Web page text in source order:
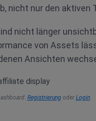
nicht nur den aktiven
nicht länger
von Assets
Ansichten
Registrierung oder Login